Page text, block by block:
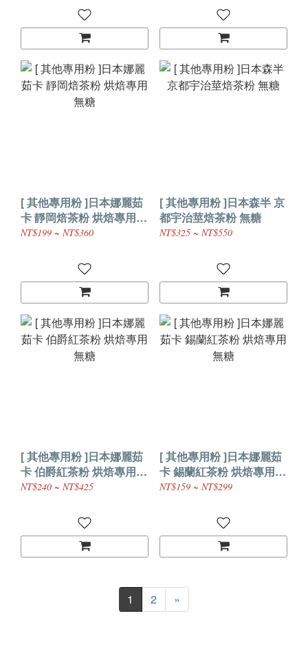
[ 其他專用粉 ]日本娜麗茹
卡 靜岡焙茶粉 烘焙專用
無糖
NT$199 ~ NT$360
[ 其他專用粉 ]日本森半 京
都宇治莖焙茶粉 無糖
NT$325 ~ NT$550
[ 其他專用粉 ]日本娜麗茹
卡 伯爵紅茶粉 烘焙專用
無糖
NT$240 ~ NT$425
[ 其他專用粉 ]日本娜麗茹
卡 錫蘭紅茶粉 烘焙專用
無糖
NT$159 ~ NT$299
1 2 »